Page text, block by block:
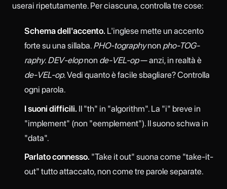
userai ripetutamente. Per ciascuna, controlla tre cose:
Schema dell'accento. L'inglese mette un accento
forte su una sillaba. PHO-tographynon pho-TOG-
raphy. DEV-elopnon de-VEL-op— anzi, in realtà è
de-VEL-op. Vedi quanto è facile sbagliare? Controlla
ogni parola.
I suoni difficili. Il "th" in "algorithm". La "i" breve in
"implement" (non "eemplement"). Il suono schwa in
"data".
Parlato connesso. "Take it out" suona come "take-it-
out" tutto attaccato, non come tre parole separate.